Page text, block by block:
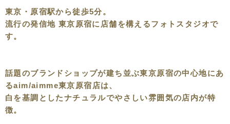
東京・原宿駅から徒歩5分。
流行の発信地 東京原宿に店舗を構えるフォトスタジオで
す。
話題のブランドショップが建ち並ぶ東京原宿の中心地にあ
るaim/aimme東京原宿店は、
白を基調としたナチュラルでやさしい雰囲気の店内が特
徴。